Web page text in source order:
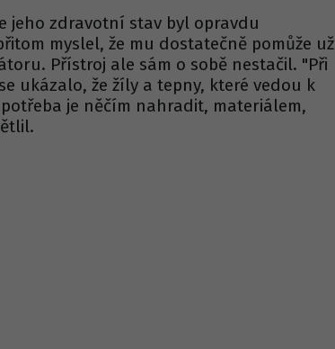
jeho zdravotní stav byl opravdu
myslel, že mu dostatečně pomůže už
Přístroj ale sám o sobě nestačil. "Při
ukázalo, že žíly a tepny, které vedou k
je něčím nahradit, materiálem,